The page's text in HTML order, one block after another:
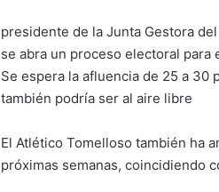
presidente de la Junta Gestora
se abra un proceso electoral
Se espera la afluencia de 25 a 30
también podría ser al aire libre
El Atlético Tomelloso también ha
próximas semanas, coincidiendo